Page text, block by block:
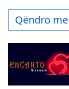
Play
Video
Skip
Forward
Mute
Qëndro